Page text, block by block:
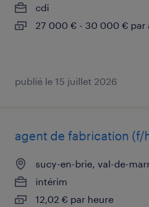
cdi
27 000 € - 30 000 € par
publié le 15 juillet 2026
agent de fabrication (f/
sucy-en-brie, val-de-
intérim
12,02 € par heure